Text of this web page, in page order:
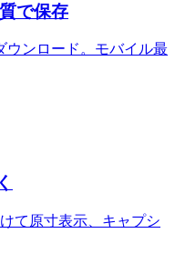
で保存
ウンロード。モバイル最
て原寸表示、キャプシ